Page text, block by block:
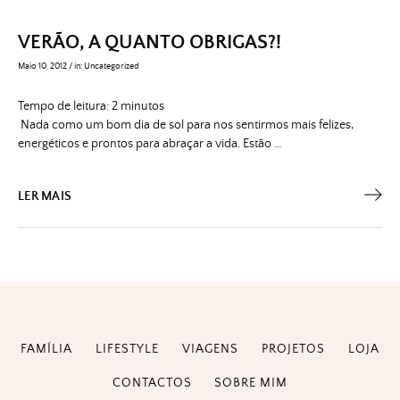
VERÃO, A QUANTO OBRIGAS?!
Maio 10, 2012/in: Uncategorized
Tempo de leitura:2 minutos
Nada como um bom dia de sol para nos sentirmos mais felizes,
energéticos e prontos para abraçar a vida. Estão …
LER MAIS
FAMÍLIA LIFESTYLE VIAGENS PROJETOS LOJA
CONTACTOS SOBRE MIM